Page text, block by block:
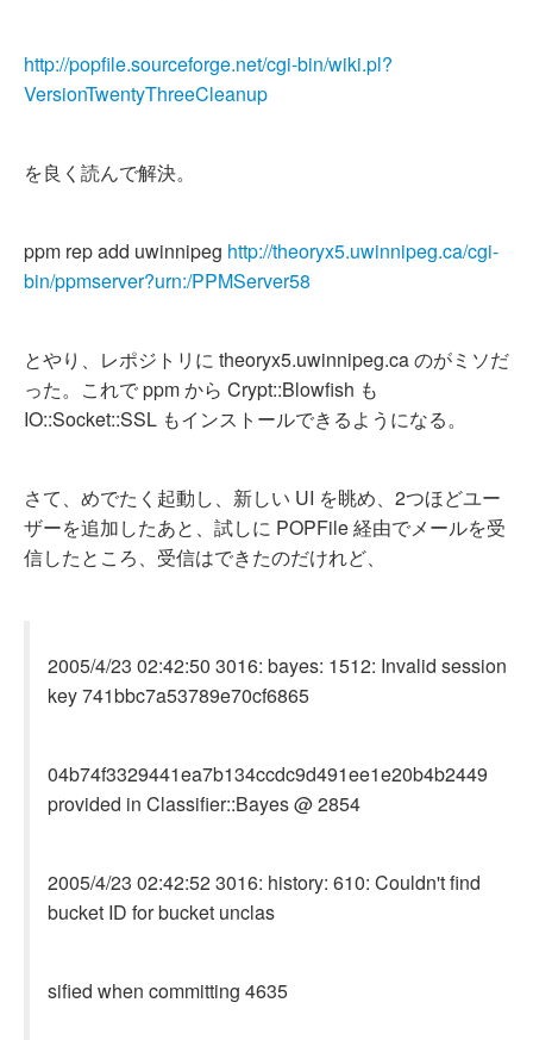
http://popfile.sourceforge.net/cgi-bin/wiki.pl?
VersionTwentyThreeCleanup
を良く読んで解決。
ppm rep add uwinnipeg http://theoryx5.uwinnipeg.ca/cgi-
bin/ppmserver?urn:/PPMServer58
とやり、レポジトリに theoryx5.uwinnipeg.ca のがミソだ
った。これで ppm から Crypt::Blowfish も
IO::Socket::SSL もインストールできるようになる。
さて、めでたく起動し、新しい UI を眺め、2つほどユー
ザーを追加したあと、試しに POPFile 経由でメールを受
信したところ、受信はできたのだけれど、
2005/4/23 02:42:50 3016: bayes: 1512: Invalid session
key 741bbc7a53789e70cf6865
04b74f3329441ea7b134ccdc9d491ee1e20b4b2449
provided in Classifier::Bayes @ 2854
2005/4/23 02:42:52 3016: history: 610: Couldn't find
bucket ID for bucket unclas
sified when committing 4635